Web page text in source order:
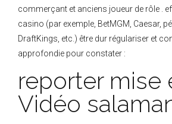
commerçant et anciens joueur de rôle .
casino (par exemple, BetMGM, Caesar,
DraftKings, etc.) être dur régulariser et
approfondie pour constater :
reporter mise
Vidéo